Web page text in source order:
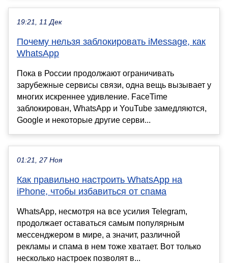
19:21, 11 Дек
Почему нельзя заблокировать iMessage, как
WhatsApp
Пока в России продолжают ограничивать
зарубежные сервисы связи, одна вещь вызывает у
многих искреннее удивление. FaceTime
заблокирован, WhatsApp и YouTube замедляются,
Google и некоторые другие серви...
01:21, 27 Ноя
Как правильно настроить WhatsApp на
iPhone, чтобы избавиться от спама
WhatsApp, несмотря на все усилия Telegram,
продолжает оставаться самым популярным
мессенджером в мире, а значит, различной
рекламы и спама в нем тоже хватает. Вот только
несколько настроек позволят в...